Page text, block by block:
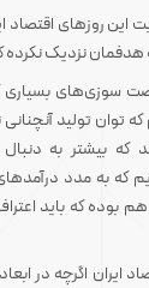
روزهای اقتصاد
هدفمان نزدیک
سوزی‌های بسیاری
توان تولید
بیشتر به دنبال
که به مدد
بوده که باید
ایران اگرچه در